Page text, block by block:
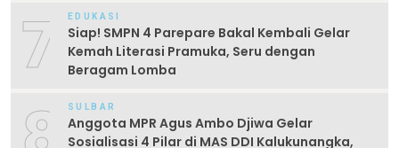
7 EDUKASI
Siap! SMPN 4 Parepare Bakal Kembali Gelar
Kemah Literasi Pramuka, Seru dengan
Beragam Lomba
SULBAR
Anggota MPR Agus Ambo Djiwa Gelar
Sosialisasi 4 Pilar di MAS DDI Kalukunangka,